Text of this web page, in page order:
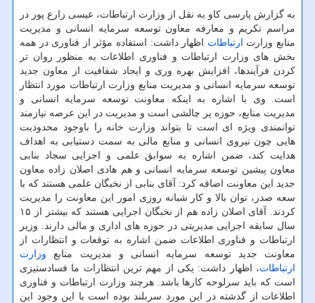
به گزارش پارسی کاو به نقل از وزارت ارتباطات، عیسی زارع پور در
مراسم تکریم و معارفه معاون توسعه سرمایه انسانی و مدیریت
منابع وزارت
ارتباطات اظهار داشت: استفاده مؤثر از فناوری در همه
بخش های وزارت ارتباطات و فناوری اطلاعات به منظور روان تر
کردن فرآیندها، افزایش بهره وری و ایجاد شفافیت از معاون جدید
توسعه سرمایه انسانی و مدیریت منابع وزارت ارتباطات مورد انتظار
است. وی با اشاره به اینکه معاونت توسعه سرمایه انسانی و
مدیریت منابع، حوزه پر چالشی است و مدیریت در این عرصه نیازمند
توانمندی ویژه ای است تا بتواند وزارت خانه را باوجود محدودیت
هایی چون نیروی انسانی و منابع مالی به سمت دستیابی به اهداف
هدایت کند، ضمن اشاره به سوابق علمی و اجرایی سجاد بنابی
معاون پیشین توسعه سرمایه انسانی و هم هادی اصلان زاده معاون
جدید این معاونت اضافه کرد: آقای بنابی از نخبگان علمی هستند که با
سعه صدر، توان بالا و کار شبانه روزی امور این معاونت را مدیریت
کردند. آقای اصلان زاده هم از نخبگان اجرایی هستند که بیشتر از ۱۵
سال سابقه اجرایی مدیریتی در حوزه های اداری و مالی دارند. وزیر
ارتباطات و فناوری اطلاعات ضمن اشاره به توقعات و انتظارات از
معاونت جدید توسعه سرمایه انسانی و مدیریت منابع وزارت
ارتباطات، اظهار داشت: یکی از مهم ترین انتظارات ما فسادستیزی
است که باید سرلوحه کارها باشد. هرچند وزارت ارتباطات و فناوری
اطلاعات از گذشته در این مورد سربلند بوده است با این وجود این